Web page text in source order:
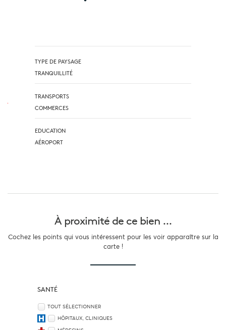
TYPE DE PAYSAGE
TRANQUILLITÉ
TRANSPORTS
COMMERCES
EDUCATION
AÉROPORT
À proximité de ce bien ...
Cochez les points qui vous intéressent pour les voir apparaître sur la
carte !
SANTÉ
TOUT SÉLECTIONNER
HÔPITAUX, CLINIQUES